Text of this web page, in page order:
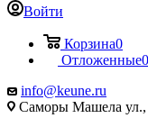
Войти
Корзина0
Отложенные0
info@keune.ru
Саморы Машела